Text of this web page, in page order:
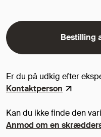
Bestilling
Er du på udkig efter
Kontaktperson
Kan du ikke finde den
Anmod om en